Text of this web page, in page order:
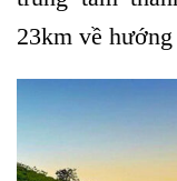
23km về